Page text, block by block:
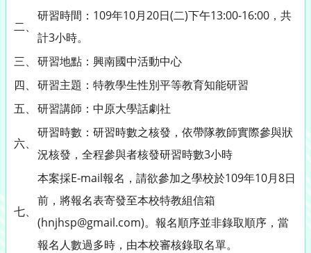
二、
研習時間：109年10月20日(二)下午13:00-16:00，共
計3小時。
三、 研習地點：興南國中活動中心
四、 研習主題：特教學生性別平等教育知能研習
五、 研習講師：中原大學話劇社
六、
研習時數：研習時數之核發，依帶隊教師實際參與狀
況核發，全程參與者核發研習時數3小時
七、
本案採E-mail報名，請欲參加之學校於109年10月8日
前，將報名表寄發至本校特教組信箱
(hnjhsp@gmail.com)。報名順序並非錄取順序，當
報名人數過多時，由本校審核錄取名單。